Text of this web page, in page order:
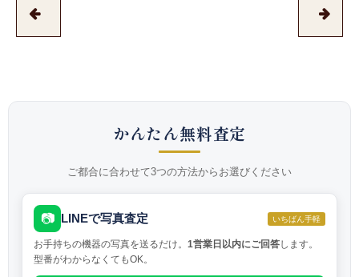
かんたん無料査定
ご都合に合わせて3つの方法からお選びください
📷 LINEで写真査定 いちばん手軽
お手持ちの機器の写真を送るだけ。 1営業日以内にご回答します。
型番がわからなくてもOK。